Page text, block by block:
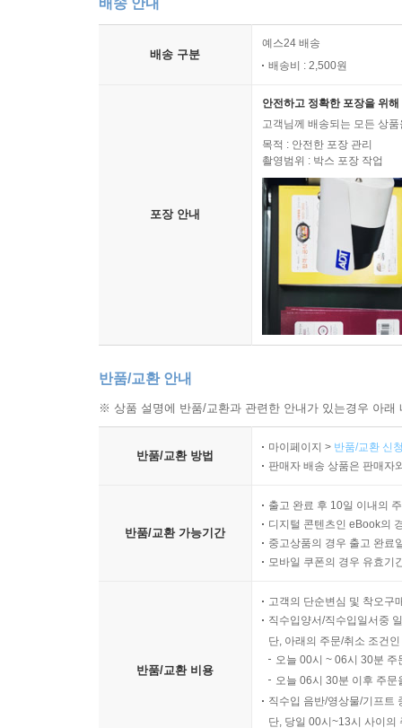
배송 안내
배송 구분
예스24 배송
배송비 : 2,500원
포장 안내
안전하고 정확한 포장을 위
고객님께 배송되는 모든 상
목적 : 안전한 포장 관리
촬영범위 : 박스 포장 작업
반품/교환 안내
※ 상품 설명에 반품/교환과 관련한 안내가 있는경우 아
반품/교환 방법
마이페이지 > 반품/교환 신
판매자 배송 상품은 판매자
반품/교환 가능기간
출고 완료 후 10일 이내의
디지털 콘텐츠인 eBook의
중고상품의 경우 출고 완료
모바일 쿠폰의 경우 유효기
반품/교환 비용
고객의 단순변심 및 착오구
직수입양서/직수입일서중
단, 아래의 주문/취소 조건
오늘 00시 ~ 06시 30분
오늘 06시 30분 이후 주
직수입 음반/영상물/기프트
단, 당일 00시~13시 사이의